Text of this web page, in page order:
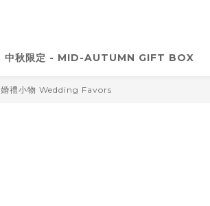
中秋限定 - MID-AUTUMN GIFT BOX
婚禮小物 Wedding Favors